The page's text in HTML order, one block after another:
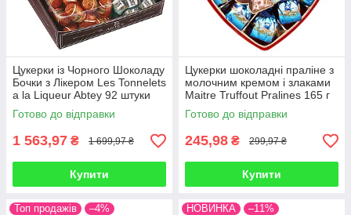
Цукерки із Чорного Шоколаду
Бочки з Лікером Les Tonnelets
a la Liqueur Abtey 92 штуки
920 г Франція
Готово до відправки
1 563,97 ₴ 1 699,97 ₴
Купити
Цукерки шоколадні праліне з
молочним кремом і злаками
Maitre Truffout Pralines 165 г
Австрія
Готово до відправки
245,98 ₴ 299,97 ₴
Купити
Топ продажів –4% НОВИНКА –11%